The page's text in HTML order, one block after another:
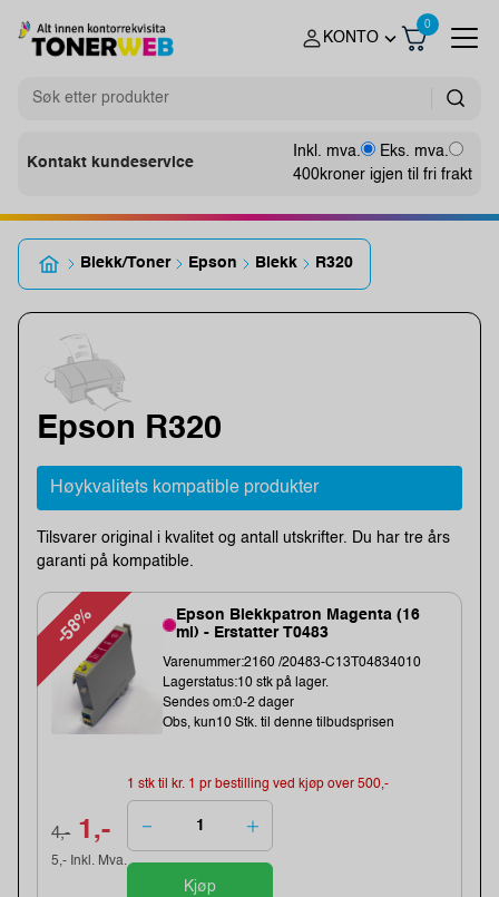
KONTO
0
Kontakt kundeservice
Inkl. mva.
Eks. mva.
400kroner igjen til fri frakt
Blekk/Toner Epson Blekk R320
Epson R320
Høykvalitets kompatible produkter
Tilsvarer original i kvalitet og antall utskrifter. Du har tre års
garanti på kompatible.
-58%
Epson Blekkpatron Magenta (16
ml) - Erstatter T0483
Varenummer:2160 /20483-C13T04834010
Lagerstatus:10 stk på lager.
Sendes om:0-2 dager
Obs, kun10 Stk. til denne tilbudsprisen
4,- 1,-
5,- Inkl. Mva.
1 stk til kr. 1 pr bestilling ved kjøp over 500,-
Kjøp